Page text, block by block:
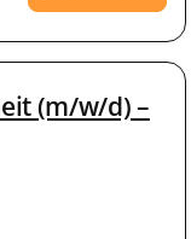
(m/w/d) –